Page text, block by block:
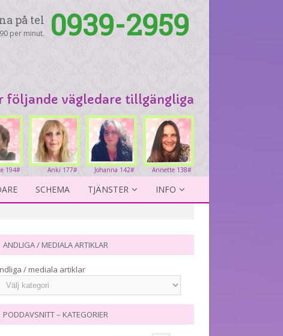
på tel
per minut. 0939-2959
följande vägledare tillgängliga
Annette 138#
Johanna 142#
Anki 177#
194#
SCHEMA TJÄNSTER INFO
ANDLIGA / MEDIALA ARTIKLAR
/ mediala artiklar
PODDAVSNITT – KATEGORIER